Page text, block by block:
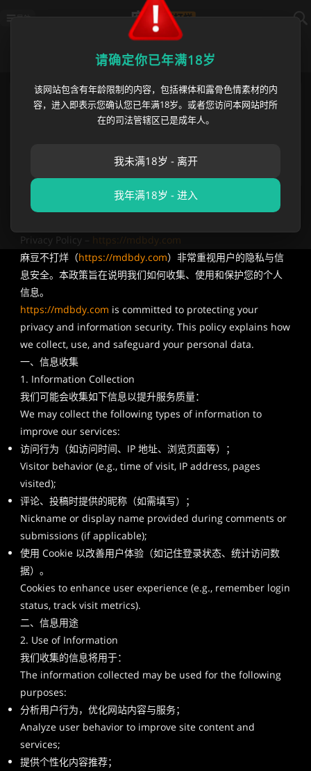
隐私策略
麻豆不打烊国内最新地址https://mdbdy012.com
麻豆不打烊海外永久地址https://mdbdy.com
播放异常? 请刷新或使用 麻豆不打烊app
发邮件获取 最新网址 👇长按复制保存👇
Privacy Policy – https://mdbdy.com
麻豆不打烊（https://mdbdy.com）非常重视用户的隐私与信
息安全。本政策旨在说明我们如何收集、使用和保护您的个人
信息。
https://mdbdy.com is committed to protecting your
privacy and information security. This policy explains how
we collect, use, and safeguard your personal data.
一、信息收集
1. Information Collection
我们可能会收集如下信息以提升服务质量：
We may collect the following types of information to
improve our services:
访问行为（如访问时间、IP 地址、浏览页面等）；
Visitor behavior (e.g., time of visit, IP address, pages
visited);
评论、投稿时提供的昵称（如需填写）；
Nickname or display name provided during comments or
submissions (if applicable);
使用 Cookie 以改善用户体验（如记住登录状态、统计访问数
据）。
Cookies to enhance user experience (e.g., remember login
status, track visit metrics).
二、信息用途
2. Use of Information
我们收集的信息将用于：
The information collected may be used for the following
purposes:
分析用户行为，优化网站内容与服务；
Analyze user behavior to improve site content and
services;
提供个性化内容推荐；
请确定你已年满18岁
该网站包含有年龄限制的内容，包括裸体和露骨色情素材的内
容，进入即表示您确认您已年满18岁。或者您访问本网站时所
在的司法管辖区已是成年人。
我未满18岁 - 离开
我年满18岁 - 进入